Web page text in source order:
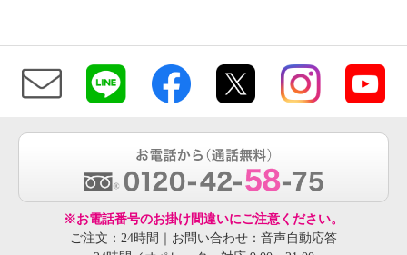
※お電話番号のお掛け間違いにご注意ください。
ご注文：24時間｜お問い合わせ：音声自動応答